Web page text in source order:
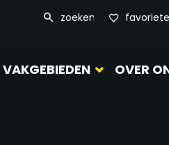
VAKGEBIEDEN OVER